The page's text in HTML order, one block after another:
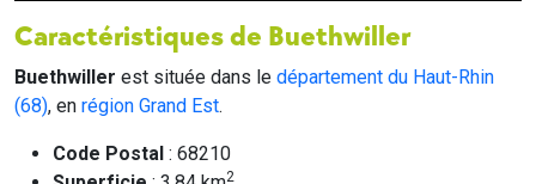
Caractéristiques de Buethwiller
Buethwiller est située dans le département du Haut-Rhin
(68), en région Grand Est.
Code Postal : 68210
2